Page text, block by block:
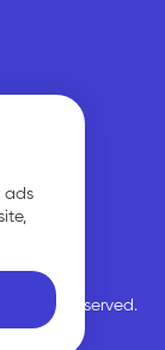
ads
rights reserved.